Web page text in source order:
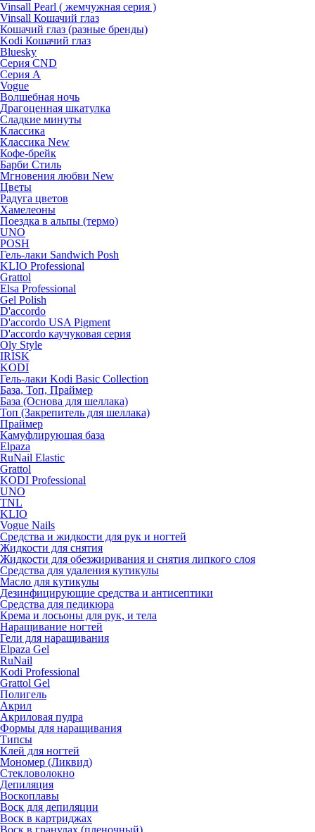
Vinsall Pearl ( жемчужная серия )
Vinsall Кошачий глаз
Кошачий глаз (разные бренды)
Kodi Кошачий глаз
Bluesky
Серия CND
Серия А
Vogue
Волшебная ночь
Драгоценная шкатулка
Сладкие минуты
Классика
Классика New
Кофе-брейк
Барби Стиль
Мгновения любви New
Цветы
Радуга цветов
Хамелеоны
Поездка в альпы (термо)
UNO
POSH
Гель-лаки Sandwich Posh
KLIO Professional
Grattol
Elsa Professional
Gel Polish
D'accordo
D'accordo USA Pigment
D'accordo каучуковая серия
Oly Style
IRISK
KODI
Гель-лаки Kodi Basic Collection
База, Топ, Праймер
База (Основа для шеллака)
Топ (Закрепитель для шеллака)
Праймер
Камуфлирующая база
Elpaza
RuNail Elastic
Grattol
KODI Professional
UNO
TNL
KLIO
Vogue Nails
Средства и жидкости для рук и ногтей
Жидкости для снятия
Жидкости для обезжиривания и снятия липкого слоя
Средства для удаления кутикулы
Масло для кутикулы
Дезинфицирующие средства и антисептики
Средства для педикюра
Крема и лосьоны для рук, и тела
Наращивание ногтей
Гели для наращивания
Elpaza Gel
RuNail
Kodi Professional
Grattol Gel
Полигель
Акрил
Акриловая пудра
Формы для наращивания
Типсы
Клей для ногтей
Мономер (Ликвид)
Стекловолокно
Депиляция
Воскоплавы
Воск для депиляции
Воск в картриджах
Воск в гранулах (пленочный)